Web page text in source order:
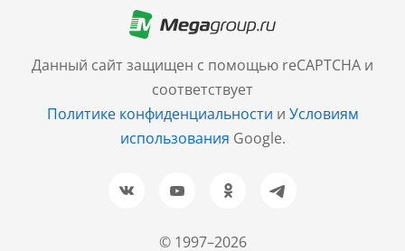
© 1997–2026
Данный сайт защищен с помощью reCAPTCHA и
соответствует
Политике конфиденциальности и Условиям
использования Google.
+7 (499) 705-30-10
Санкт-Петербург
+7 (812) 600-77-33
Барнаул
+7 (961) 999-93-93
Новосибирск